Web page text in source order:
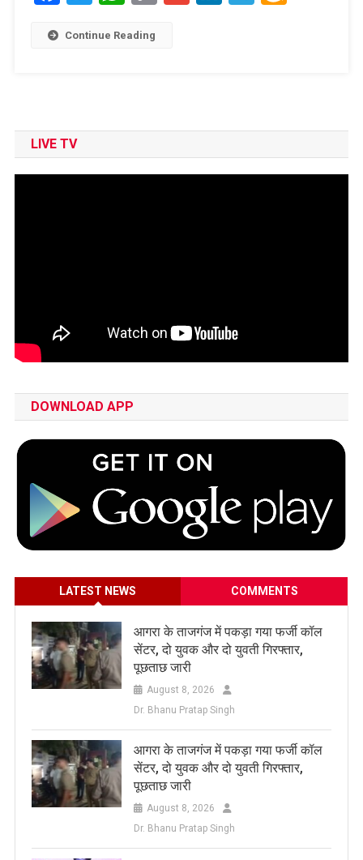
Continue Reading
LIVE TV
DOWNLOAD APP
LATEST NEWS COMMENTS
आगरा के ताजगंज में पकड़ा गया फर्जी कॉल
सेंटर, दो युवक और दो युवती गिरफ्तार,
पूछताछ जारी
August 8, 2026
Dr. Bhanu Pratap Singh
आगरा के ताजगंज में पकड़ा गया फर्जी कॉल
सेंटर, दो युवक और दो युवती गिरफ्तार,
पूछताछ जारी
August 8, 2026
Dr. Bhanu Pratap Singh